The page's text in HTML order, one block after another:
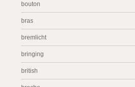
bouton
bras
bremlicht
bringing
british